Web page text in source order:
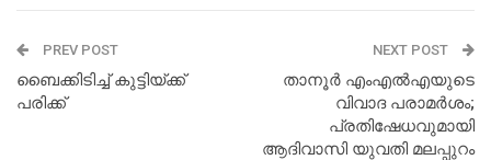
PREV POST
ബൈക്കിടിച്ച് കുട്ടിയ്ക്ക്
പരിക്ക്
NEXT POST
താനൂര്‍ എംഎല്‍എയുടെ
വിവാദ പരാമര്‍ശം;
പ്രതിഷേധവുമായി
ആദിവാസി യുവതി മലപ്പുറം